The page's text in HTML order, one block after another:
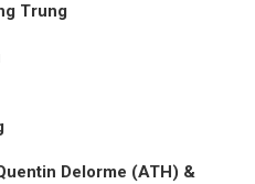
Trung
Delorme (ATH) &